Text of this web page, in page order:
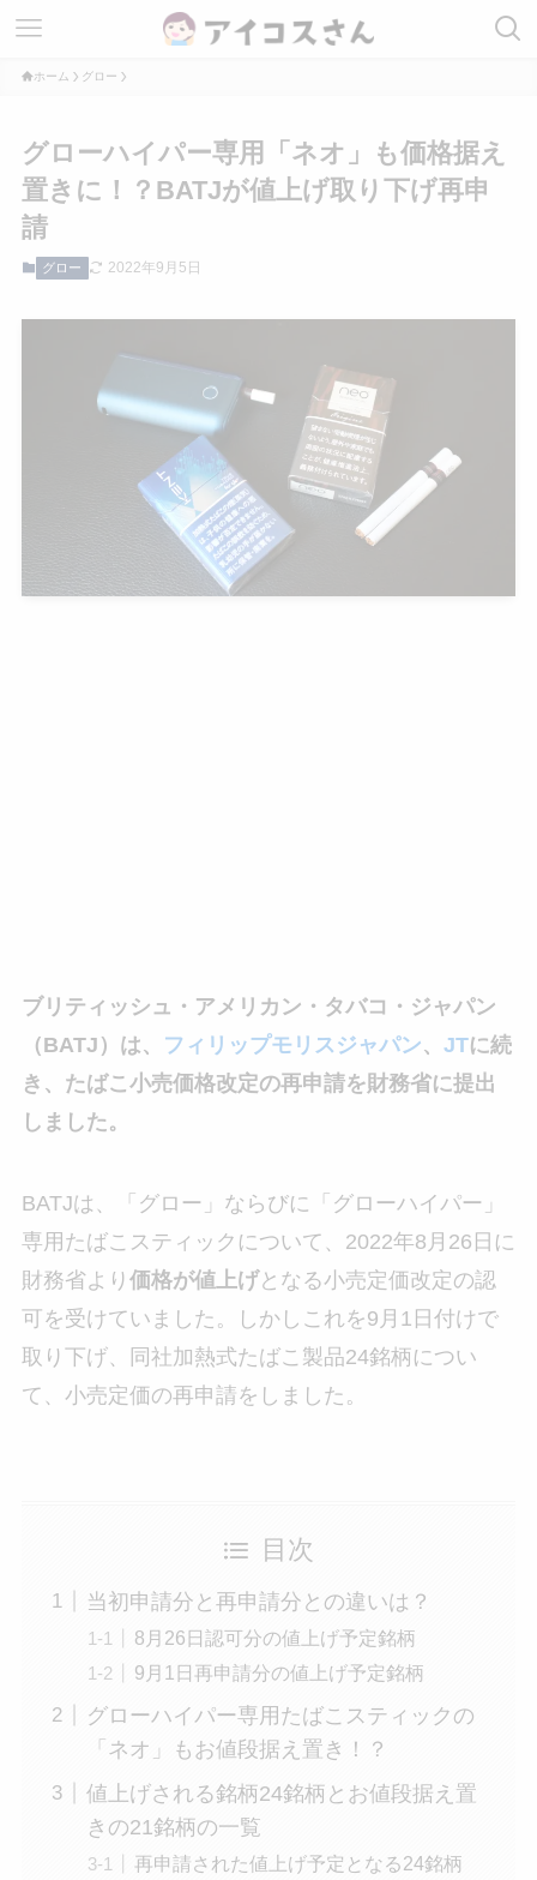
ホーム グロー
グローハイパー専用「ネオ」も価格据え
置きに！？BATJが値上げ取り下げ再申
請
グロー 2022年9月5日
ブリティッシュ・アメリカン・タバコ・ジャパン
（BATJ）は、
フィリップモリスジャパン、 JTに続
き、たばこ小売価格改定の再申請を財務省に提出
しました。
BATJは、「グロー」ならびに「グローハイパー」
専用たばこスティックについて、2022年8月26日に
財務省より 価格が値上げとなる小売定価改定の認
可を受けていました。しかしこれを9月1日付けで
取り下げ、同社加熱式たばこ製品24銘柄につい
て、小売定価の再申請をしました。
目次
当初申請分と再申請分との違いは？
8月26日認可分の値上げ予定銘柄
9月1日再申請分の値上げ予定銘柄
グローハイパー専用たばこスティックの
「ネオ」もお値段据え置き！？
値上げされる銘柄24銘柄とお値段据え置
きの21銘柄の一覧
再申請された値上げ予定となる24銘柄